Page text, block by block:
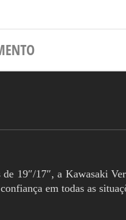
19″/17″, a Kawasaki
em todas as